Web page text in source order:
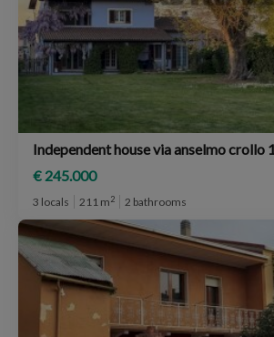
€ 245.000
3 locals 211 m2 2 bathrooms